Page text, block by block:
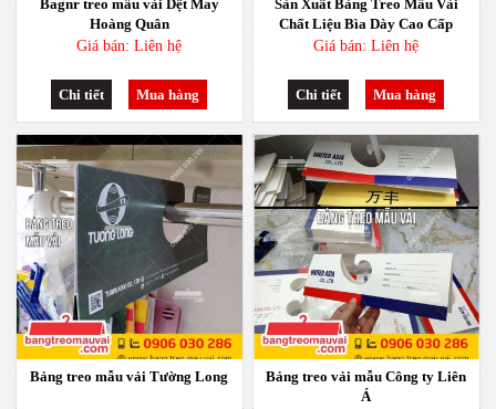
Bagnr treo mẫu vải Dệt May
Hoàng Quân
Giá bán: Liên hệ
Chi tiết Mua hàng
Sản Xuất Bảng Treo Mẫu Vải
Chất Liệu Bìa Dày Cao Cấp
Giá bán: Liên hệ
Chi tiết Mua hàng
Bảng treo mẫu vải Tường Long
Bảng treo vải mẫu Công ty Liên
Á